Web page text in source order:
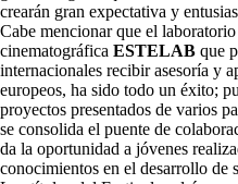
crearán gran expectativa y
Cabe mencionar que el
cinematográfica ESTELAB que
internacionales recibir asesoría y
europeos, ha sido todo un éxito;
proyectos presentados de varios
se consolida el puente de
da la oportunidad a jóvenes
conocimientos en el desarrollo de